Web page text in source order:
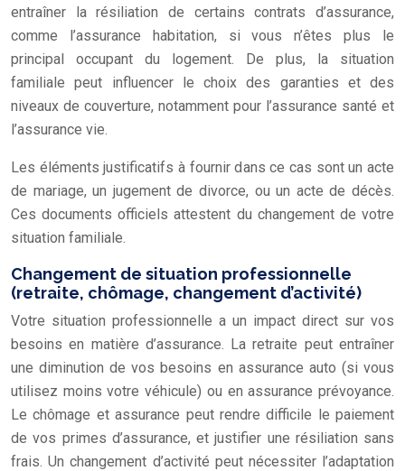
entraîner la résiliation de certains contrats d’assurance,
comme l’assurance habitation, si vous n’êtes plus le
principal occupant du logement. De plus, la situation
familiale peut influencer le choix des garanties et des
niveaux de couverture, notamment pour l’assurance santé et
l’assurance vie.
Les éléments justificatifs à fournir dans ce cas sont un acte
de mariage, un jugement de divorce, ou un acte de décès.
Ces documents officiels attestent du changement de votre
situation familiale.
Changement de situation professionnelle
(retraite, chômage, changement d’activité)
Votre situation professionnelle a un impact direct sur vos
besoins en matière d’assurance. La retraite peut entraîner
une diminution de vos besoins en assurance auto (si vous
utilisez moins votre véhicule) ou en assurance prévoyance.
Lechômage et assurance peut rendre difficile le paiement
de vos primes d’assurance, et justifier une résiliation sans
frais. Un changement d’activité peut nécessiter l’adaptation